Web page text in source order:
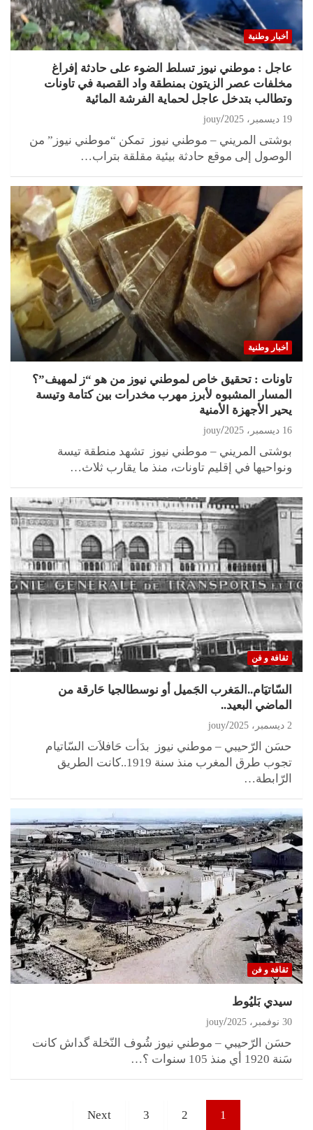
أخبار وطنية
عاجل : موطني نيوز تسلط الضوء على حادثة إفراغ
مخلفات عصر الزيتون بمنطقة واد القصبة في تاونات
وتطالب بتدخل عاجل لحماية الفرشة المائية
19 ديسمبر، 2025 jouy
بوشتى المريني – موطني نيوز تمكن “موطني نيوز” من
الوصول إلى موقع حادثة بيئية مقلقة بتراب…
أخبار وطنية
تاونات : تحقيق خاص لموطني نيوز من هو “ز لمهيف”؟
المسار المشبوه لأبرز مهرب مخدرات بين كتامة وتيسة
يحير الأجهزة الأمنية
16 ديسمبر، 2025 jouy
بوشتى المريني – موطني نيوز تشهد منطقة تيسة
ونواحيها في إقليم تاونات، منذ ما يقارب ثلاث…
ثقافة و فن
السّاتيَام..المَغرب الجَميل أو نوسطالجيا حَارقة من
الماضي البعيد..
2 ديسمبر، 2025 jouy
حسَن الرّحيبي – موطني نيوز بدَأت حَافلاَت السّاتيام
تجوب طرق المغرب منذ سنة 1919..كانت الطريق
الرّابطة…
ثقافة و فن
سيدي بَليُوط
30 نوفمبر، 2025 jouy
حسَن الرّحيبي – موطني نيوز شُوف النّخلة گداش كانت
سَنة 1920 أي منذ 105 سنوات ؟…
1
2
3
Next